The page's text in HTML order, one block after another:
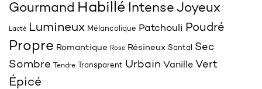
Gourmand Habillé Intense Joyeux
Lacté Lumineux Mélancolique Patchouli Poudré
Propre Romantique Rose Résineux Santal Sec
Sombre Tendre Transparent Urbain Vanille Vert
Épicé